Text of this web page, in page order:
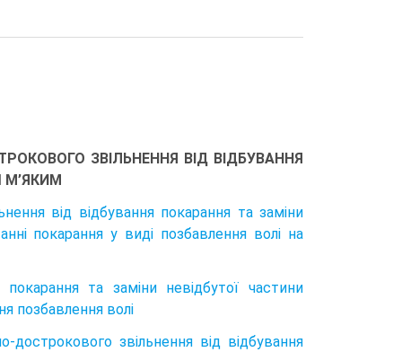
ЗВІЛЬНЕННЯ ВІД ВІДБУВАННЯ
М’ЯКИМ
від відбування покарання та заміни
покарання у виді позбавлення волі на
та заміни невідбутої частини
позбавлення волі
звільнення від відбування